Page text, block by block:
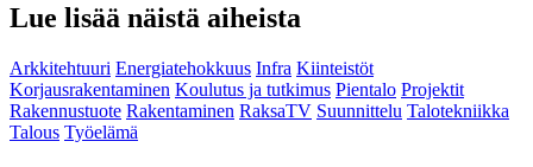
Lue lisää näistä aiheista
Arkkitehtuuri Energiatehokkuus Infra Kiinteistöt
Korjausrakentaminen Koulutus ja tutkimus Pientalo Projektit
Rakennustuote Rakentaminen RaksaTV Suunnittelu Talotekniikka
Talous Työelämä